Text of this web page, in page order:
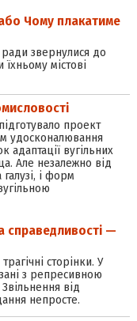
Чому плакатиме
ради звернулися до
їхньому містові
проект
удосконалювання
вугільних
Але незалежно від
і форм
справедливості —
сторінки. У
з репресивною
від
непросте.